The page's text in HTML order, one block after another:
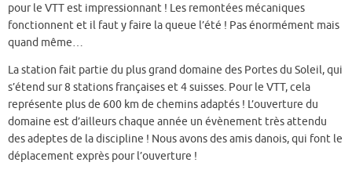
pour le VTT est impressionnant ! Les remontées mécaniques
fonctionnent et il faut y faire la queue l’été ! Pas énormément mais
quand même…
La station fait partie du plus grand domaine des Portes du Soleil, qui
s’étend sur 8 stations françaises et 4 suisses. Pour le VTT, cela
représente plus de 600 km de chemins adaptés ! L’ouverture du
domaine est d’ailleurs chaque année un évènement très attendu
des adeptes de la discipline ! Nous avons des amis danois, qui font le
déplacement exprès pour l’ouverture !